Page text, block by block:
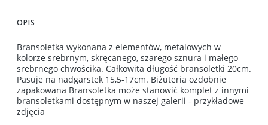
OPIS
Bransoletka wykonana z elementów, metalowych w
kolorze srebrnym, skręcanego, szarego sznura i małego
srebrnego chwościka. Całkowita długość bransoletki 20cm.
Pasuje na nadgarstek 15,5-17cm. Biżuteria ozdobnie
zapakowana Bransoletka może stanowić komplet z innymi
bransoletkami dostępnym w naszej galerii - przykładowe
zdjęcia